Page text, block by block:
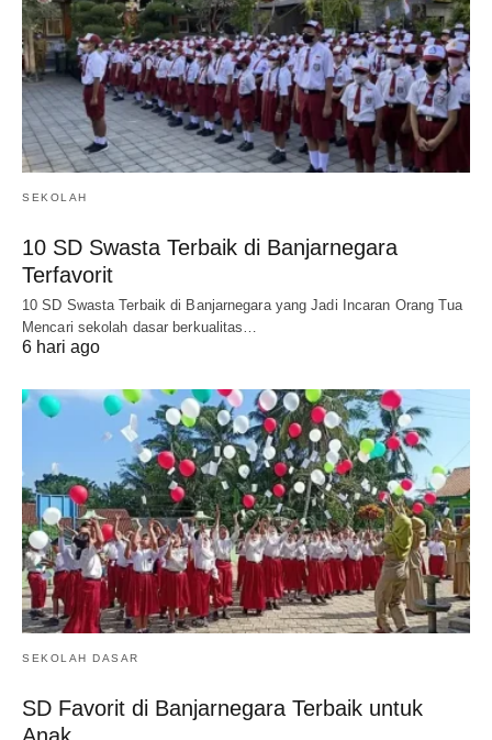
SEKOLAH
10 SD Swasta Terbaik di Banjarnegara
Terfavorit
10 SD Swasta Terbaik di Banjarnegara yang Jadi Incaran Orang Tua
Mencari sekolah dasar berkualitas…
6 hari ago
SEKOLAH DASAR
SD Favorit di Banjarnegara Terbaik untuk